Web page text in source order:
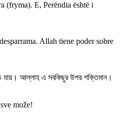
(fryma). E, Perëndia është i
Allah tiene poder sobre
যায়। আল্লাহ এ সবকিছুর উপর শক্তিমান।
može!